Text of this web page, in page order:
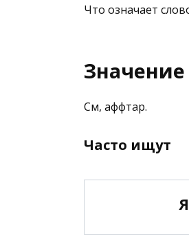
Что означает
Значение
См, аффтар.
Часто ищут